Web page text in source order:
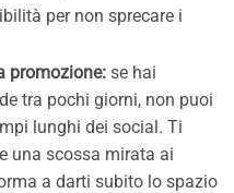
per non sprecare i
promozione: se hai
tra pochi giorni, non puoi
lunghi dei social. Ti
una scossa mirata ai
a darti subito lo spazio